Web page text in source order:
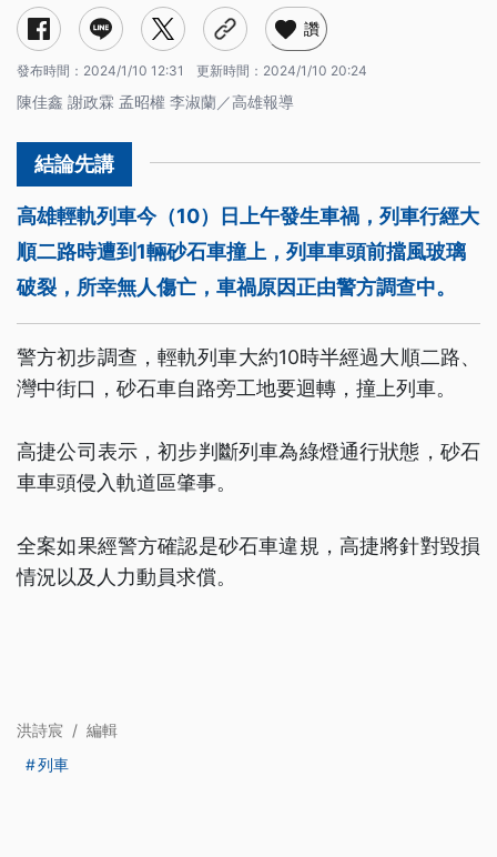
讚
發布時間： 2024/1/10 12:31 更新時間： 2024/1/10 20:24
陳佳鑫 謝政霖 孟昭權 李淑蘭／高雄報導
高雄輕軌列車今（10）日上午發生車禍，列車行經大
順二路時遭到1輛砂石車撞上，列車車頭前擋風玻璃
破裂，所幸無人傷亡，車禍原因正由警方調查中。
警方初步調查，輕軌列車大約10時半經過大順二路、
灣中街口，砂石車自路旁工地要迴轉，撞上列車。
高捷公司表示，初步判斷列車為綠燈通行狀態，砂石
車車頭侵入軌道區肇事。
全案如果經警方確認是砂石車違規，高捷將針對毀損
情況以及人力動員求償。
洪詩宸 / 編輯
列車